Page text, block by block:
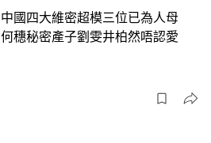
中國四大維密超模三位已為人母
何穗秘密產子劉雯井柏然唔認愛